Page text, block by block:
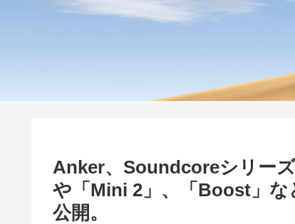
Anker、Soundcoreシリー
や「Mini 2」、「Boost」
公開。